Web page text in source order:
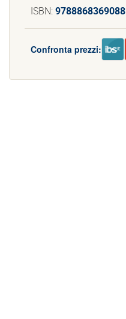
ISBN: 9788868369088
Confronta prezzi: